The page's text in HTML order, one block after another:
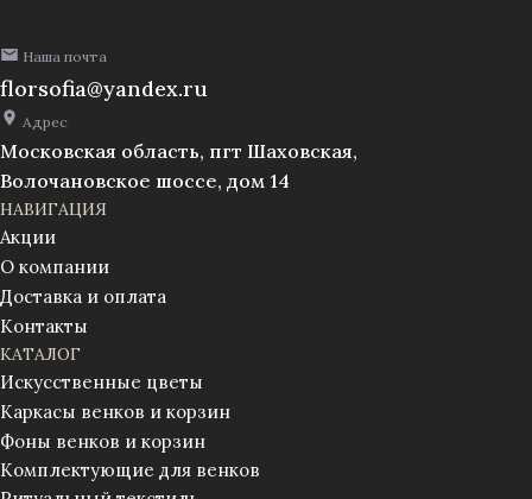
Наша почта
florsofia@yandex.ru
Адрес
Московская область, пгт Шаховская,
Волочановское шоссе, дом 14
НАВИГАЦИЯ
Акции
О компании
Доставка и оплата
Контакты
КАТАЛОГ
Искусственные цветы
Каркасы венков и корзин
Фоны венков и корзин
Комплектующие для венков